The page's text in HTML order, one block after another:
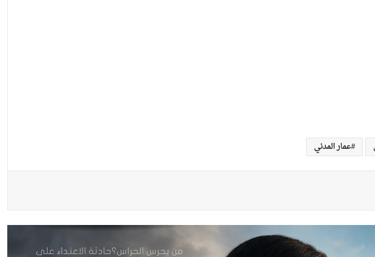
عمار المدني
وخصوصية
من يحرس الحراس؟حادثة الاعتداء على